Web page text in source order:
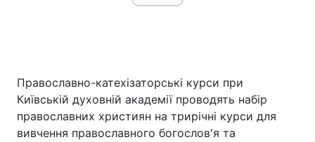
Православно-катехізаторські курси при
Київській духовній академії проводять набір
православних християн на трирічні курси для
вивчення православного богослов'я та